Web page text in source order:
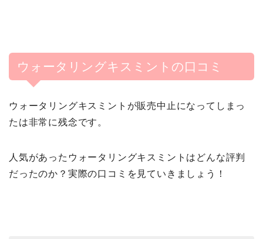
ウォータリングキスミントの口コミ
ウォータリングキスミントが販売中止になってしまっ
たは非常に残念です。
人気があったウォータリングキスミントはどんな評判
だったのか？実際の口コミを見ていきましょう！